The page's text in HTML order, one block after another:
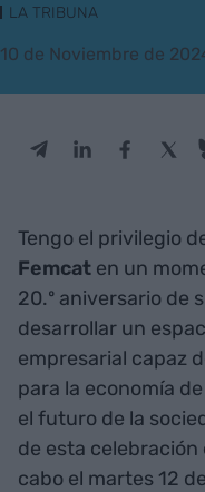
LA TRIBUNA
10 de Noviembre de
Tengo el privilegio
Femcat en un
20.º aniversario de
desarrollar un
empresarial capaz
para la economía
el futuro de la
de esta celebración
cabo el martes 12